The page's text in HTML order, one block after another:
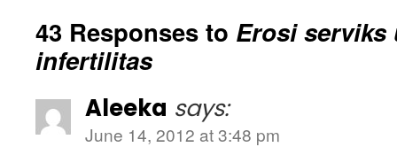
43 Responses to Erosi serviks
infertilitas
Aleeka says:
June 14, 2012 at 3:48 pm